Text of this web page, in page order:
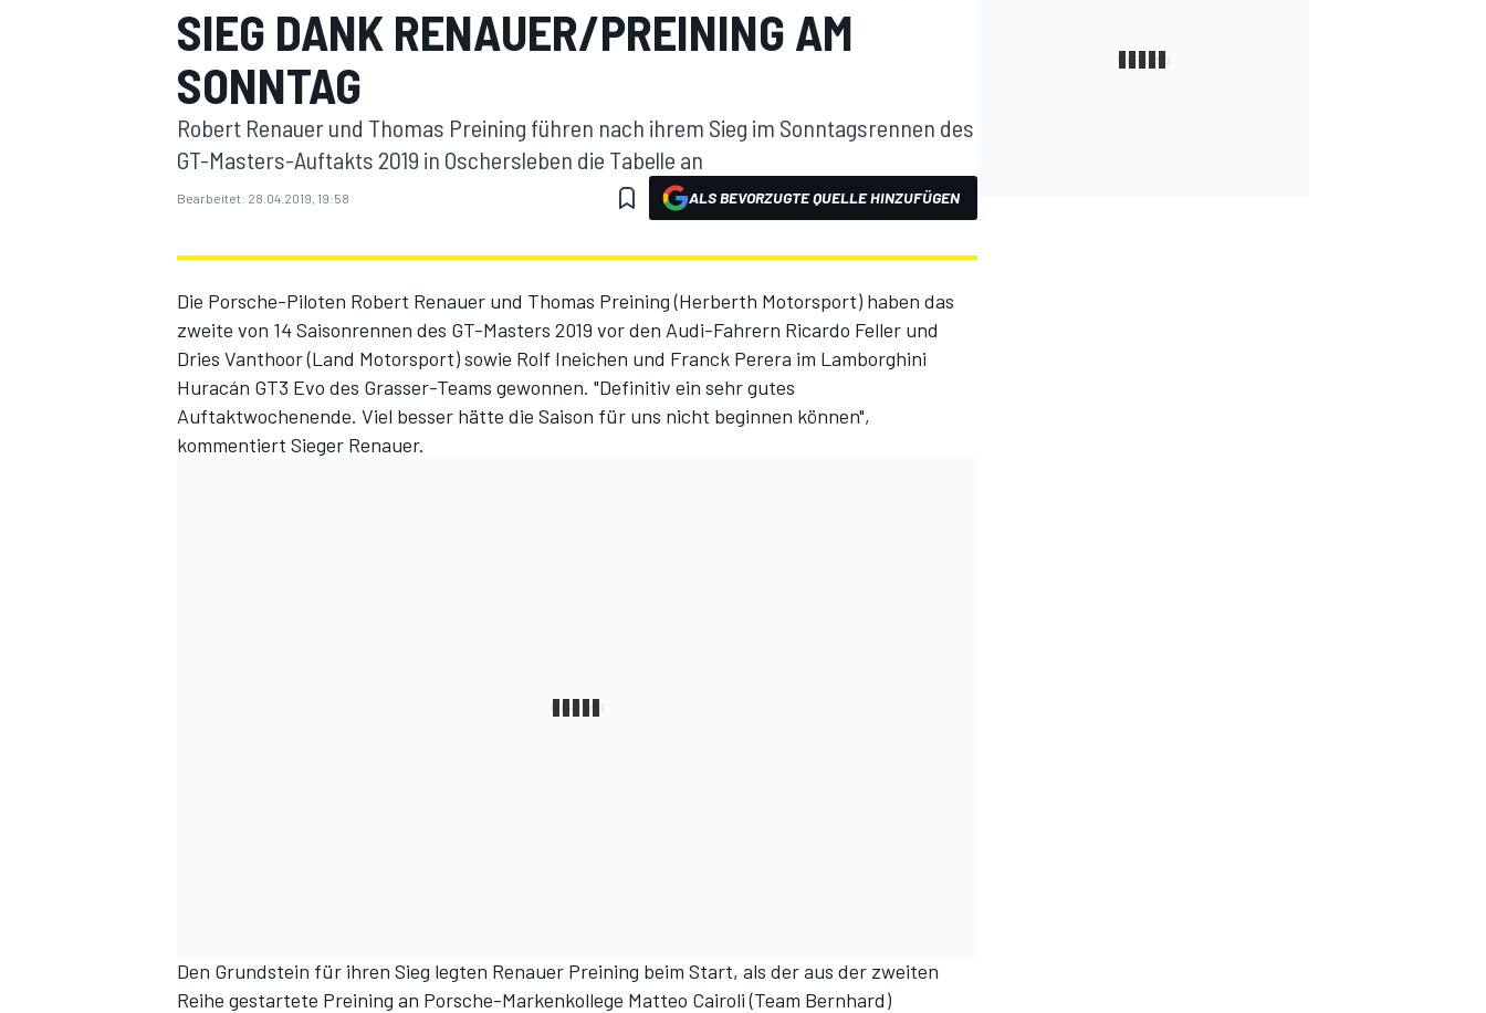
SIEG DANK RENAUER/PREINING AM
SONNTAG
Robert Renauer und Thomas Preining führen nach ihrem Sieg im Sonntagsrennen des
GT-Masters-Auftakts 2019 in Oschersleben die Tabelle an
Bearbeitet: 28.04.2019, 19:58 ALS BEVORZUGTE QUELLE HINZUFÜGEN
Die Porsche-Piloten Robert Renauer und Thomas Preining (Herberth Motorsport) haben das
zweite von 14 Saisonrennen des GT-Masters 2019 vor den Audi-Fahrern Ricardo Feller und
Dries Vanthoor (Land Motorsport) sowie Rolf Ineichen und Franck Perera im Lamborghini
Huracán GT3 Evo des Grasser-Teams gewonnen. "Definitiv ein sehr gutes
Auftaktwochenende. Viel besser hätte die Saison für uns nicht beginnen können",
kommentiert Sieger Renauer.
Den Grundstein für ihren Sieg legten Renauer Preining beim Start, als der aus der zweiten
Reihe gestartete Preining an Porsche-Markenkollege Matteo Cairoli (Team Bernhard)